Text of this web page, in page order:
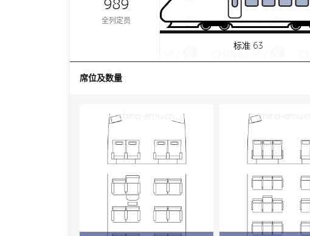
989
全列定员
标准 63
席位及数量
china-emu.cn china-emu.cn